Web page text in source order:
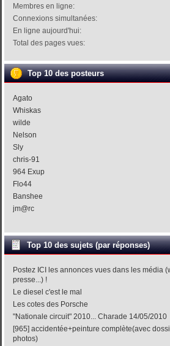
Membres en ligne:
Connexions simultanées:
En ligne aujourd'hui:
Total des pages vues:
Top 10 des posteurs
Agato
Whiskas
wilde
Nelson
Sly
chris-91
964 Exup
Flo44
Banshee
jm@rc
Top 10 des sujets (par réponses)
Postez ICI les annonces vues dans les média
presse...) !
Le diesel c'est le mal
Les cotes des Porsche
"Nationale circuit" 2010... Charade 14/05/2010
[965] accidentée+peinture complète(avec
photos)